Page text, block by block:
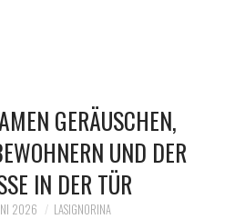
GERÄUSCHEN,
UND DER
IN DER TÜR
2026 LASIGNORINA